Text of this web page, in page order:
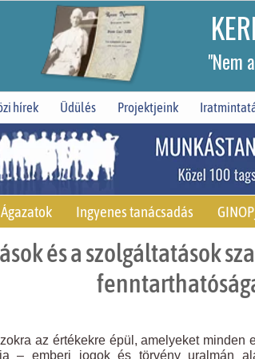
"Nem
hírek Üdülés Projektjeink
Ágazatok Ingyenes tanácsadás
és a szolgáltatások
az értékekre épül, amelyeket
– emberi jogok és törvény uralmán